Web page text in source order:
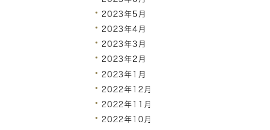
2023年5月
2023年4月
2023年3月
2023年2月
2023年1月
2022年12月
2022年11月
2022年10月